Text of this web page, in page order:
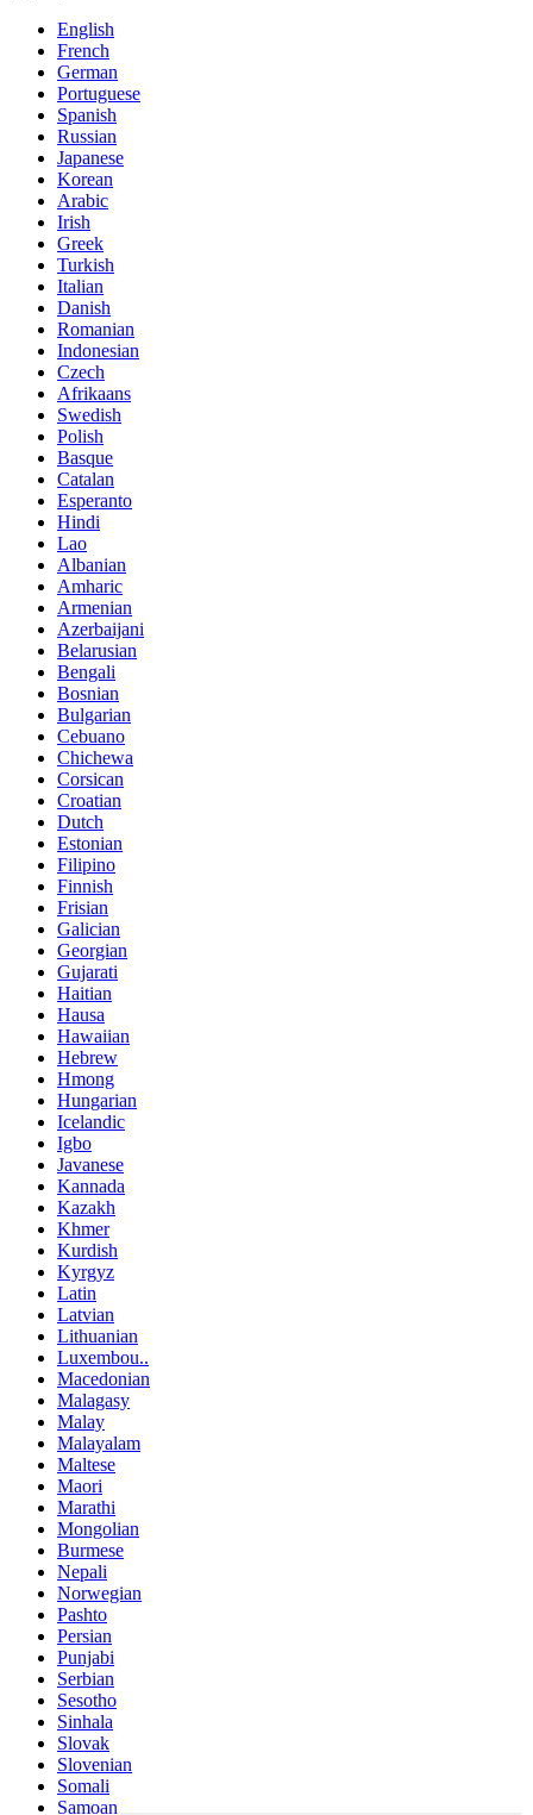
English
French
German
Portuguese
Spanish
Russian
Japanese
Korean
Arabic
Irish
Greek
Turkish
Italian
Danish
Romanian
Indonesian
Czech
Afrikaans
Swedish
Polish
Basque
Catalan
Esperanto
Hindi
Lao
Albanian
Amharic
Armenian
Azerbaijani
Belarusian
Bengali
Bosnian
Bulgarian
Cebuano
Chichewa
Corsican
Croatian
Dutch
Estonian
Filipino
Finnish
Frisian
Galician
Georgian
Gujarati
Haitian
Hausa
Hawaiian
Hebrew
Hmong
Hungarian
Icelandic
Igbo
Javanese
Kannada
Kazakh
Khmer
Kurdish
Kyrgyz
Latin
Latvian
Lithuanian
Luxembou..
Macedonian
Malagasy
Malay
Malayalam
Maltese
Maori
Marathi
Mongolian
Burmese
Nepali
Norwegian
Pashto
Persian
Punjabi
Serbian
Sesotho
Sinhala
Slovak
Slovenian
Somali
Samoan